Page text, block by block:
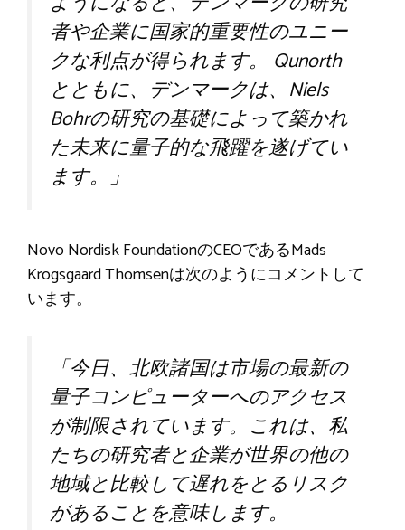
者や企業に国家的重要性のユニー
クな利点が得られます。 Qunorth
とともに、デンマークは、Niels
Bohrの研究の基礎によって築かれ
た未来に量子的な飛躍を遂げてい
ます。」
Novo Nordisk FoundationのCEOであるMads
Krogsgaard Thomsenは次のようにコメントして
います。
「今日、北欧諸国は市場の最新の
量子コンピューターへのアクセス
が制限されています。これは、私
たちの研究者と企業が世界の他の
地域と比較して遅れをとるリスク
があることを意味します。